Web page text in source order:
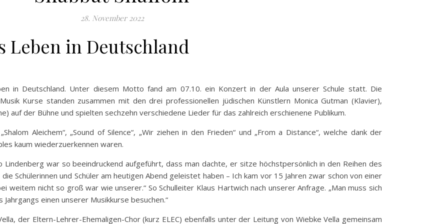
28. November 2022
Leben in Deutschland
in Deutschland. Unter diesem Motto fand am 07.10. ein Konzert in der Aula unserer Schule statt. Die
Kurse standen zusammen mit den drei professionellen jüdischen Künstlern Monica Gutman (Klavier),
auf der Bühne und spielten sechzehn verschiedene Lieder für das zahlreich erschienene Publikum.
Aleichem“, „Sound of Silence“, „Wir ziehen in den Frieden“ und „From a Distance“, welche dank der
kaum wiederzuerkennen waren.
Lindenberg war so beeindruckend aufgeführt, dass man dachte, er sitze höchstpersönlich in den Reihen des
Schülerinnen und Schüler am heutigen Abend geleistet haben – Ich kam vor 15 Jahren zwar schon von einer
weitem nicht so groß war wie unserer.“ So Schulleiter Klaus Hartwich nach unserer Anfrage. „Man muss sich
einen unserer Musikkurse besuchen.“
der Eltern-Lehrer-Ehemaligen-Chor (kurz ELEC) ebenfalls unter der Leitung von Wiebke Vella gemeinsam